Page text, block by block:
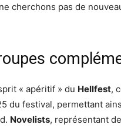
cherchons pas de
« apéritif » du Hellfest,
du festival, permettant
Novelists, représentant